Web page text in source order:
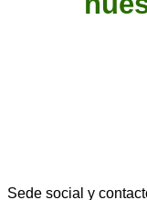
Sede social y